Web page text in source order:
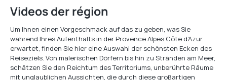
Videos der région
Um Ihnen einen Vorgeschmack auf das zu geben, was Sie
während Ihres Aufenthalts in der Provence Alpes Côte d’Azur
erwartet, finden Sie hier eine Auswahl der schönsten Ecken des
Reiseziels. Von malerischen Dörfern bis hin zu Stränden am Meer,
schätzen Sie den Reichtum des Territoriums, unberührte Räume
mit unglaublichen Aussichten, die durch diese großartigen